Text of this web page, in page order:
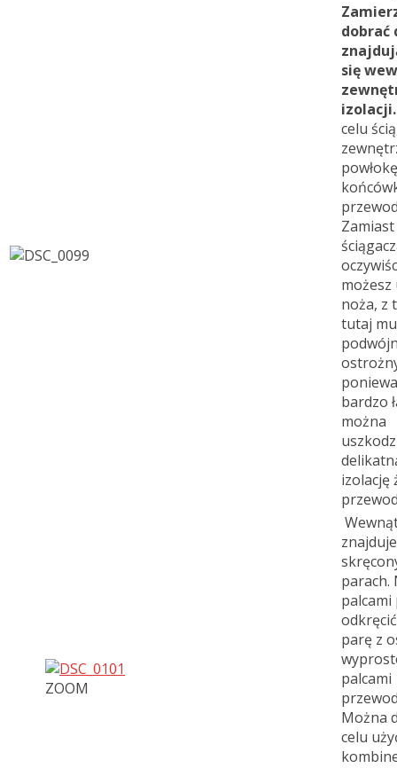
dobrać
się
izolacji.
celu
Zamiast
możesz
noża, z
tutaj
bardzo
można
izolację
ZOOM
parach.
parę z
palcami
Można
celu